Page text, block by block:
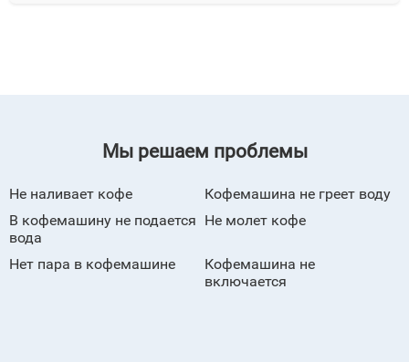
Мы решаем проблемы
Не наливает кофе
Кофемашина не греет воду
В кофемашину не подается
вода
Не молет кофе
Нет пара в кофемашине
Кофемашина не
включается